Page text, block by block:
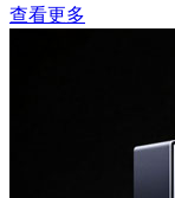
查看更多